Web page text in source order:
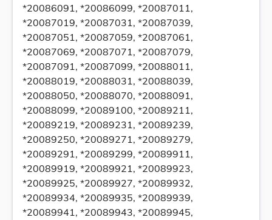
*20086091, *20086099, *20087011,
*20087019, *20087031, *20087039,
*20087051, *20087059, *20087061,
*20087069, *20087071, *20087079,
*20087091, *20087099, *20088011,
*20088019, *20088031, *20088039,
*20088050, *20088070, *20088091,
*20088099, *20089100, *20089211,
*20089219, *20089231, *20089239,
*20089250, *20089271, *20089279,
*20089291, *20089299, *20089911,
*20089919, *20089921, *20089923,
*20089925, *20089927, *20089932,
*20089934, *20089935, *20089939,
*20089941, *20089943, *20089945,